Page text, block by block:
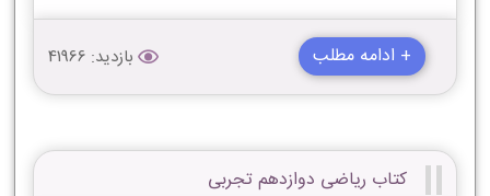
+ ادامه مطلب بازدید: 41966
کتاب ریاضی دوازدهم تجربی